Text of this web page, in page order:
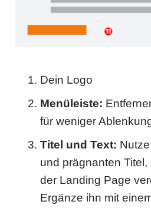
Dein Logo
Menüleiste:
für weniger
Titel und Text:
und prägnanten
der Landing Page
Ergänze ihn mit